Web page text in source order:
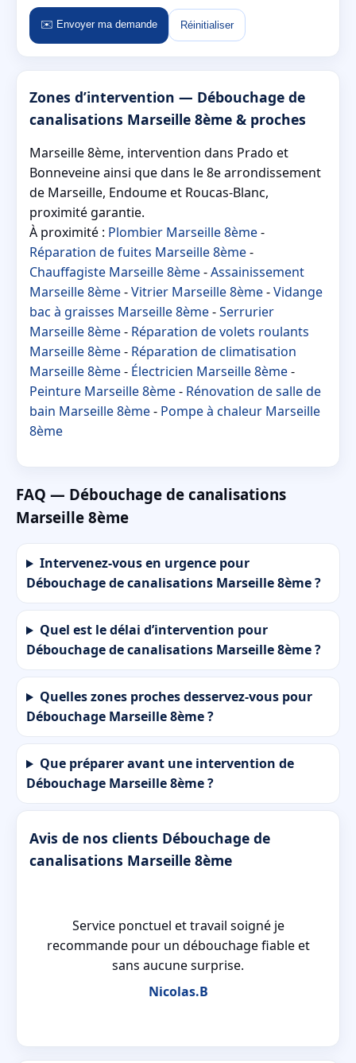
✉️ Envoyer ma demande Réinitialiser
Zones d’intervention — Débouchage de
canalisations Marseille 8ème & proches
Marseille 8ème, intervention dans Prado et
Bonneveine ainsi que dans le 8e arrondissement
de Marseille, Endoume et Roucas-Blanc,
proximité garantie.
À proximité : Plombier Marseille 8ème-
Réparation de fuites Marseille 8ème-
Chauffagiste Marseille 8ème-Assainissement
Marseille 8ème-Vitrier Marseille 8ème-Vidange
bac à graisses Marseille 8ème-Serrurier
Marseille 8ème- Réparation de volets roulants
Marseille 8ème- Réparation de climatisation
Marseille 8ème- Électricien Marseille 8ème-
Peinture Marseille 8ème- Rénovation de salle de
bain Marseille 8ème- Pompe à chaleur Marseille
8ème
FAQ — Débouchage de canalisations
Marseille 8ème
Intervenez-vous en urgence pour
Débouchage de canalisations Marseille 8ème ?
Quel est le délai d’intervention pour
Débouchage de canalisations Marseille 8ème ?
Quelles zones proches desservez-vous pour
Débouchage Marseille 8ème ?
Que préparer avant une intervention de
Débouchage Marseille 8ème ?
Avis de nos clients Débouchage de
canalisations Marseille 8ème
Service ponctuel et travail soigné je
recommande pour un débouchage fiable et
sans aucune surprise.
Nicolas.B